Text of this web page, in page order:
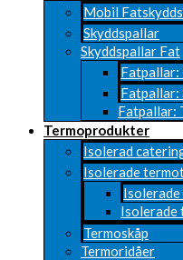
Mobil
Skyddspallar
Skyddspallar Fat
Fatpallar:
Fatpallar:
Fatpallar:
Termoprodukter
Isolerad
Isolerade
Isolerade
Termoskåp
Termoridåer